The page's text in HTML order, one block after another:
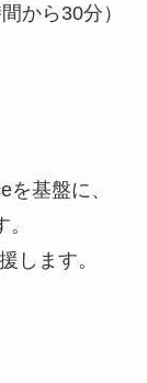
から30分）
基盤に、
。
します。